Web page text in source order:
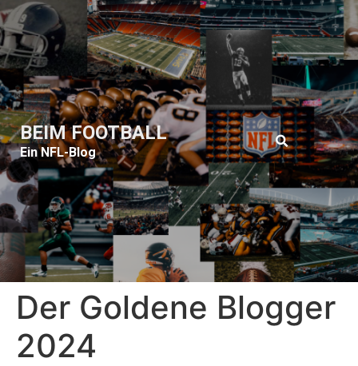
BEIM FOOTBALL
Ein NFL-Blog
Der Goldene Blogger
2024